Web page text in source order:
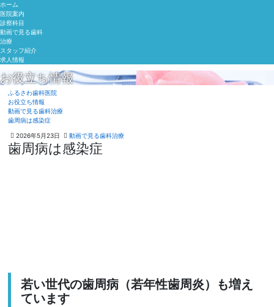
ホーム
医院案内
診察科目
動画で見る歯科
治療
スタッフ紹介
求人情報
お役立ち情報
ふるさわ歯科医院
お役立ち情報
動画で見る歯科治療
歯周病は感染症
2026年5月23日 動画で見る歯科治療2ふ
歯周病は感染症
若い世代の歯周病（若年性歯周炎）も増え
ています